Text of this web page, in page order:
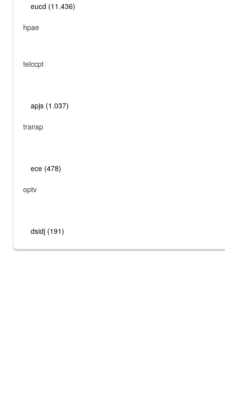
eucd (11.436)
hpae
telccpt
apjs (1.037)
transp
ece (478)
optv
dsidj (191)